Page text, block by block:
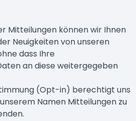
Mitteilungen können wir Ihnen
Neuigkeiten von unseren
dass Ihre
an diese weitergegeben
(Opt-in) berechtigt uns
Namen Mitteilungen zu